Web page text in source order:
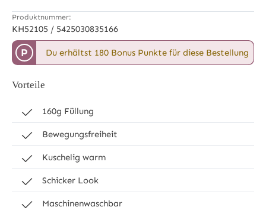
Produktnummer:
KH52105 / 5425030835166
P Du erhältst 180 Bonus Punkte für diese Bestellung
Vorteile
160g Füllung
Bewegungsfreiheit
Kuschelig warm
Schicker Look
Maschinenwaschbar